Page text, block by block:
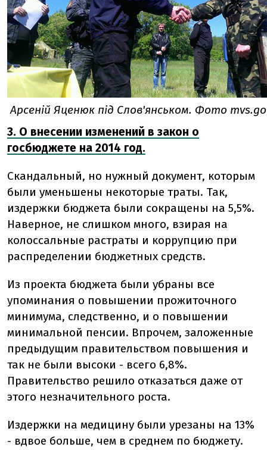
Арсеній Яценюк під Слов'янськом. Фото
3. О внесении изменений в закон о
госбюджете на 2014 год.
Скандальный, но нужный документ, которым
были уменьшены некоторые траты. Так,
издержки бюджета были сокращены на 5,5%.
Наверное, не слишком много, взирая на
колоссальные растраты и коррупцию при
распределении бюджетных средств.
Из проекта бюджета были убраны все
упоминания о повышении прожиточного
минимума, следственно, и о повышении
минимальной пенсии. Впрочем, заложенные
предыдущим правительством повышения и
так не были высоки - всего 6,8%.
Правительство решило отказаться даже от
этого незначительного роста.
Издержки на медицину были урезаны на 13%
- вдвое больше, чем в среднем по бюджету.